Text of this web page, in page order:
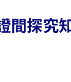
間探究